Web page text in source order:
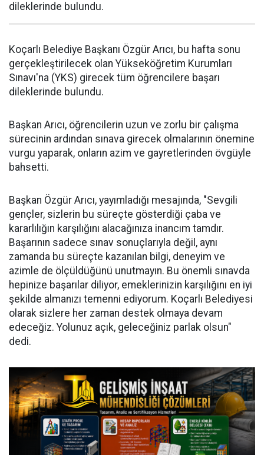
dileklerinde bulundu.
Koçarlı Belediye Başkanı Özgür Arıcı, bu hafta sonu
gerçekleştirilecek olan Yükseköğretim Kurumları
Sınavı'na (YKS) girecek tüm öğrencilere başarı
dileklerinde bulundu.
Başkan Arıcı, öğrencilerin uzun ve zorlu bir çalışma
sürecinin ardından sınava girecek olmalarının önemine
vurgu yaparak, onların azim ve gayretlerinden övgüyle
bahsetti.
Başkan Özgür Arıcı, yayımladığı mesajında, "Sevgili
gençler, sizlerin bu süreçte gösterdiği çaba ve
kararlılığın karşılığını alacağınıza inancım tamdır.
Başarının sadece sınav sonuçlarıyla değil, aynı
zamanda bu süreçte kazanılan bilgi, deneyim ve
azimle de ölçüldüğünü unutmayın. Bu önemli sınavda
hepinize başarılar diliyor, emeklerinizin karşılığını en iyi
şekilde almanızı temenni ediyorum. Koçarlı Belediyesi
olarak sizlere her zaman destek olmaya devam
edeceğiz. Yolunuz açık, geleceğiniz parlak olsun"
dedi.